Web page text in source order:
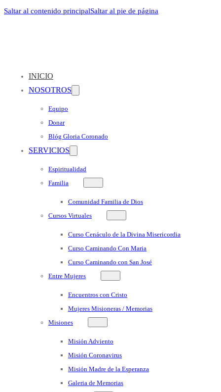
Saltar al contenido principalSaltar al pie de página
INICIO
NOSOTROS
Equipo
Donar
Blóg Gloria Coronado
SERVICIOS
Espiritualidad
Familia
Comunidad Familia de Dios
Cursos Virtuales
Curso Cenáculo de la Divina Misericordia
Curso Caminando Con Maria
Curso Caminando con San José
Entre Mujeres
Encuentros con Cristo
Mujeres Misioneras / Memorias
Misiones
Misión Adviento
Misión Coronavirus
Misión Madre de la Esperanza
Galeria de Memorias